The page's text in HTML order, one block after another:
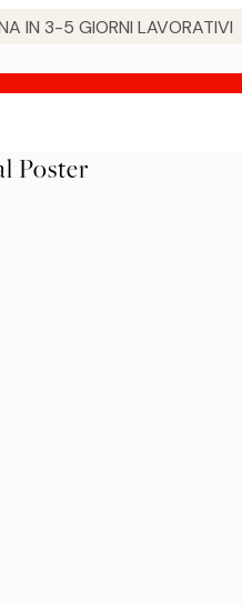
IN 3-5 GIORNI LAVORATIVI
Poster